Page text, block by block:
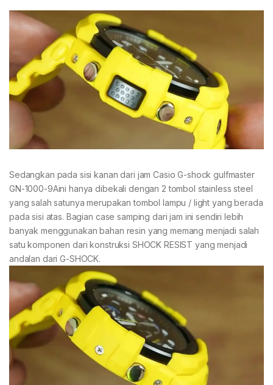
Sedangkan pada sisi kanan dari jam Casio G-shock gulfmaster
GN-1000-9Aini hanya dibekali dengan 2 tombol stainless steel
yang salah satunya merupakan tombol lampu / light yang berada
pada sisi atas. Bagian case samping dari jam ini sendiri lebih
banyak menggunakan bahan resin yang memang menjadi salah
satu komponen dari konstruksi SHOCK RESIST yang menjadi
andalan dari G-SHOCK.